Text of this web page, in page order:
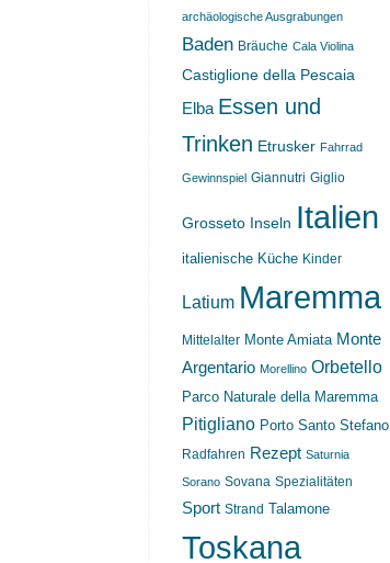
archäologische Ausgrabungen
Baden Bräuche Cala Violina
Castiglione della Pescaia
Elba Essen und
Trinken Etrusker Fahrrad
Gewinnspiel Giannutri Giglio
Grosseto Inseln Italien
italienische Küche Kinder
Latium Maremma
Mittelalter Monte Amiata Monte
Argentario Morellino Orbetello
Parco Naturale della Maremma
Pitigliano Porto Santo Stefano
Radfahren Rezept Saturnia
Sorano Sovana Spezialitäten
Sport Strand Talamone
Toskana